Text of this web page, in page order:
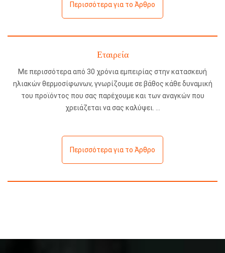
Περισσότερα για το Άρθρο
Εταιρεία
Με περισσότερα από 30 χρόνια εμπειρίας στην κατασκευή
ηλιακών θερμοσίφωνων, γνωρίζουμε σε βάθος κάθε δυναμική
του προϊόντος που σας παρέχουμε και των αναγκών που
χρειάζεται να σας καλύψει.
Περισσότερα για το Άρθρο